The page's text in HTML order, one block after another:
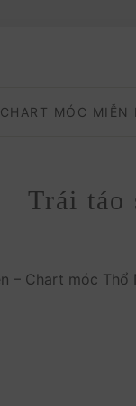
CHART MÓC MIỄN
Trái táo